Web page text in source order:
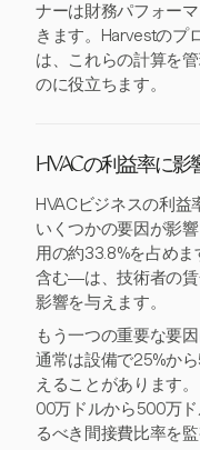
ナーは財務パフォー
きます。Harvestのプ
は、これらの計算を
のに役立ちます。
HVACの利益率に影
HVACビジネスの利益
いくつかの要因が影響
用の約33.8%を占め
含む—は、技術者の
影響を与えます。
もう一つの重要な要
通常は設備で25%か
えることがあります
00万ドルから500万
るべき間接費比率を